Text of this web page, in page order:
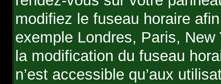
modifiez le fuseau horaire
exemple Londres, Paris,
la modification du fuseau
n’est accessible qu’aux